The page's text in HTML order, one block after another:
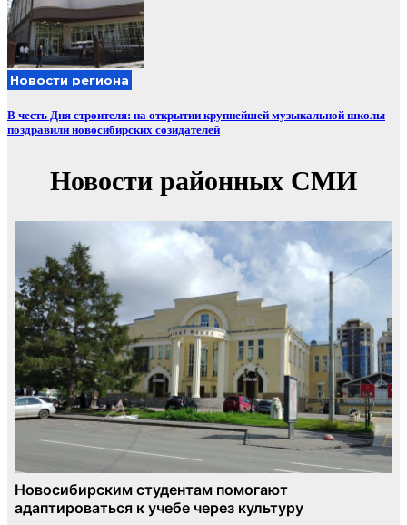
Новости региона
В честь Дня строителя: на открытии крупнейшей музыкальной школы
поздравили новосибирских созидателей